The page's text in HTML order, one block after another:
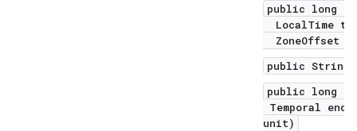
public long
LocalTime
ZoneOffset
public String
public long
Temporal
unit)